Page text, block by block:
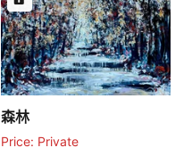
森林
Price: Private